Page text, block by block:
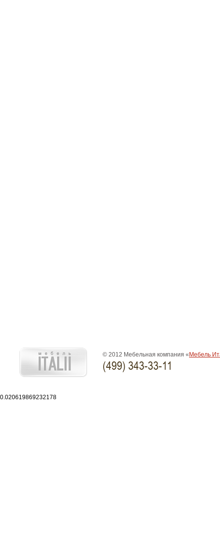
© 2012 Мебельная компания « Мебель
(499) 343-33-11
0.020619869232178